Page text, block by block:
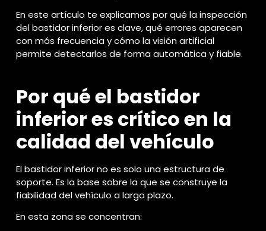
En este artículo te explicamos por qué la inspección
del bastidor inferior es clave, qué errores aparecen
con más frecuencia y cómo la visión artificial
permite detectarlos de forma automática y fiable.
Por qué el bastidor
inferior es crítico en la
calidad del vehículo
El bastidor inferior no es solo una estructura de
soporte. Es la base sobre la que se construye la
fiabilidad del vehículo a largo plazo.
En esta zona se concentran: